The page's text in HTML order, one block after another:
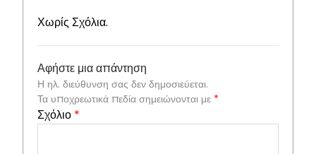
Χωρίς Σχόλια.
Αφήστε μια απάντηση
Η ηλ. διεύθυνση σας δεν δημοσιεύεται.
Τα υποχρεωτικά πεδία σημειώνονται με *
Σχόλιο *